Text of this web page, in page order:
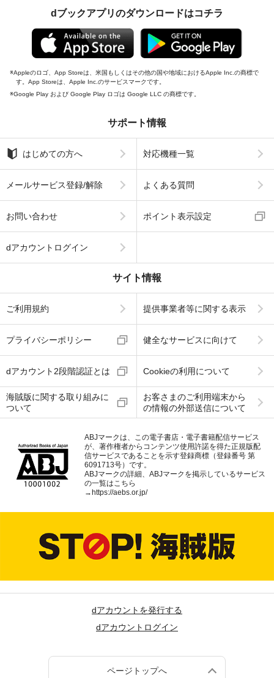
dブックアプリのダウンロードはコチラ
Appleのロゴ、App Storeは、米国もしくはその他の国や地域におけるApple Inc.の商標で
す。App Storeは、Apple Inc.のサービスマークです。
Google Play および Google Play ロゴは Google LLC の商標です。
サポート情報
はじめての方へ 対応機種一覧
メールサービス登録/解除 よくある質問
お問い合わせ ポイント表示設定
dアカウントログイン
サイト情報
ご利用規約 提供事業者等に関する表示
プライバシーポリシー 健全なサービスに向けて
dアカウント2段階認証とは Cookieの利用について
海賊版に関する取り組みに
ついて
お客さまのご利用端末から
の情報の外部送信について
ABJマークは、この電子書店・電子書籍配信サービス
が、著作権者からコンテンツ使用許諾を得た正規版配
信サービスであることを示す登録商標（登録番号 第
6091713号）です。
ABJマークの詳細、ABJマークを掲示しているサービス
の一覧はこちら
→ https://aebs.or.jp/
dアカウントを発行する
dアカウントログイン
ページトップへ